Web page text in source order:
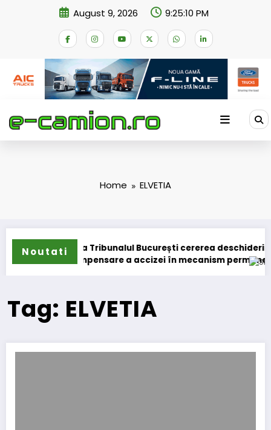
August 9, 2026 9:25:11 PM
Home ELVETIA
Noutati
de compensare a accizei în mecanism permanent
a depus la Tribunalul București cererea deschiderii
DKV
Tag: ELVETIA